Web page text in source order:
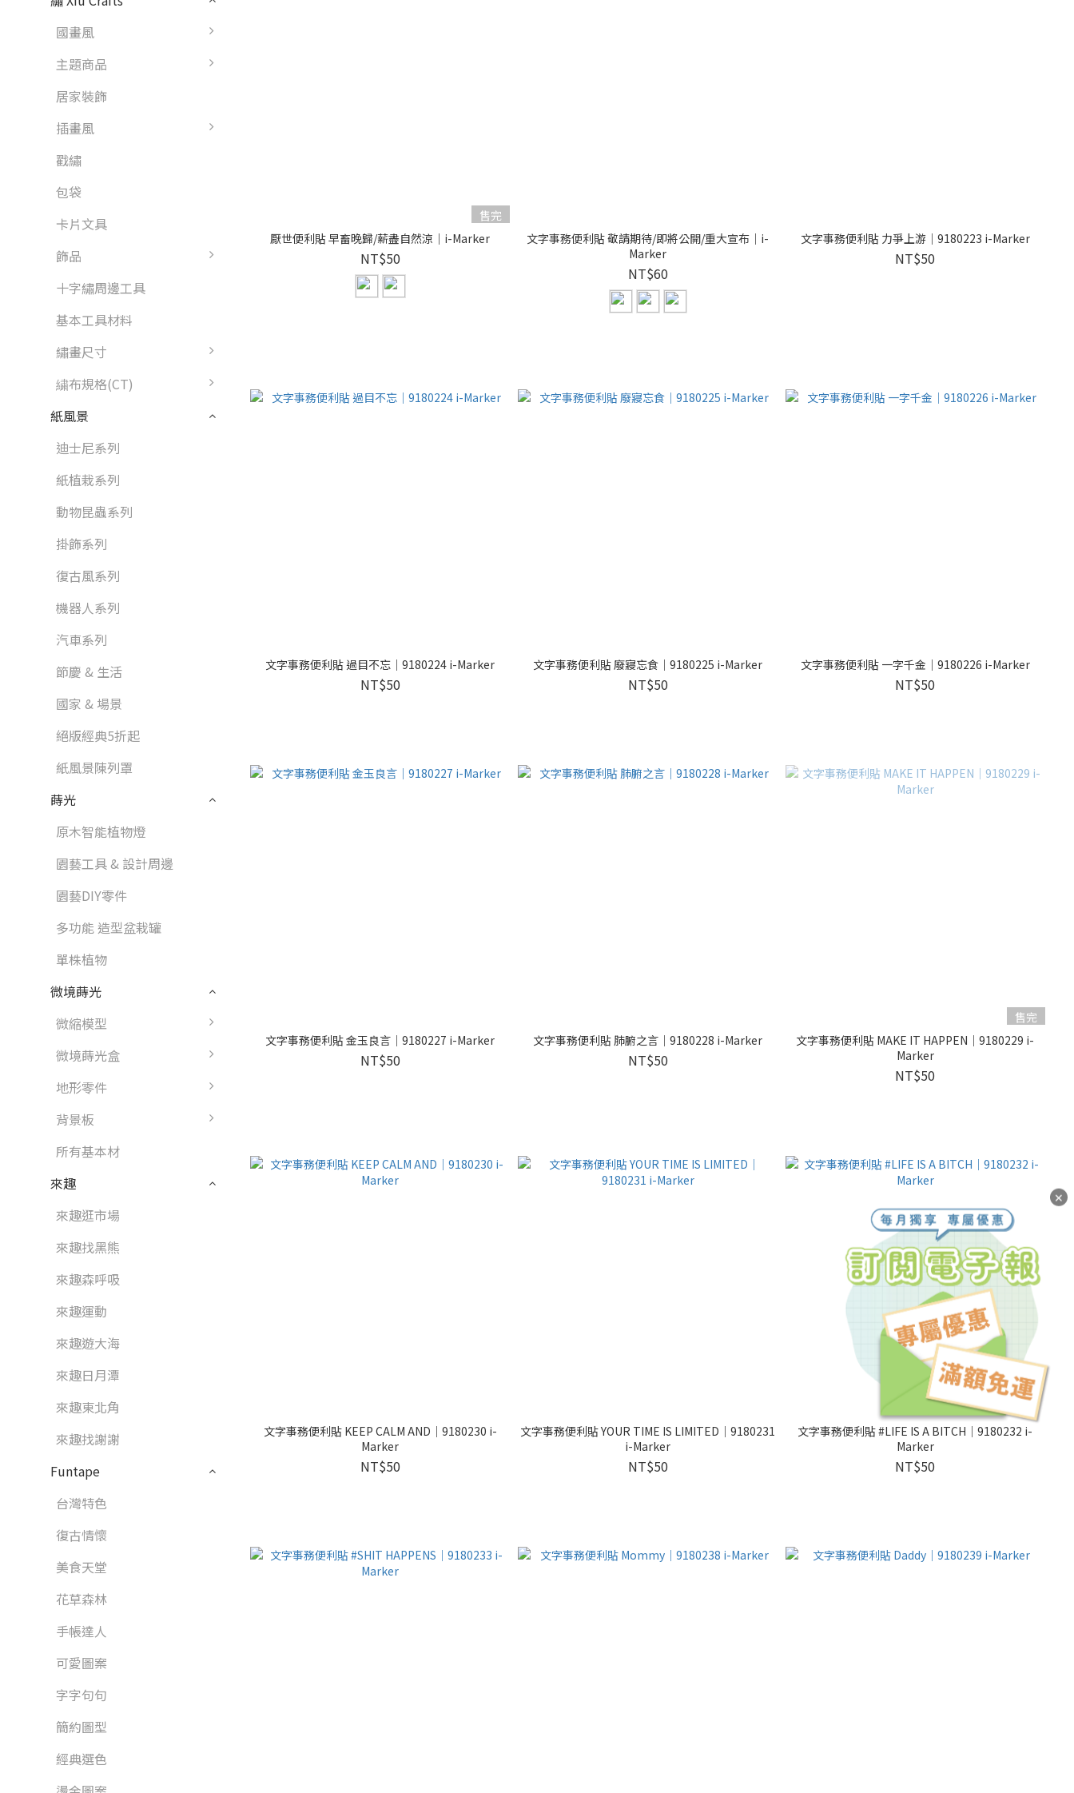
國畫風
主題商品
居家裝飾
插畫風
戳繡
包袋
卡片文具
飾品
十字繡周邊工具
基本工具材料
繡畫尺寸
繍布規格(CT)
紙風景
迪士尼系列
紙植栽系列
動物昆蟲系列
掛飾系列
復古風系列
機器人系列
汽車系列
節慶 & 生活
國家 & 場景
絕版經典5折起
紙風景陳列罩
蒔光
原木智能植物燈
園藝工具 & 設計周邊
園藝DIY零件
多功能 造型盆栽罐
單株植物
微境蒔光
微縮模型
微境蒔光盒
地形零件
背景板
所有基本材
來趣
來趣逛市場
來趣找黑熊
來趣森呼吸
來趣運動
來趣遊大海
來趣日月潭
來趣東北角
來趣找謝謝
Funtape
台灣特色
復古情懷
美食天堂
花草森林
手帳達人
可愛圖案
字字句句
簡約圖型
經典選色
售完
厭世便利貼 早畜晚歸/薪盡自然涼｜i-Marker
NT$50
文字事務便利貼 敬請期待/即將公開/重大宣布｜i-
Marker
NT$60
文字事務便利貼 力爭上游｜9180223 i-Marker
NT$50
文字事務便利貼 過目不忘｜9180224 i-Marker
NT$50
文字事務便利貼 廢寢忘食｜9180225 i-Marker
NT$50
文字事務便利貼 一字千金｜9180226 i-Marker
NT$50
文字事務便利貼 金玉良言｜9180227 i-Marker
NT$50
文字事務便利貼 肺腑之言｜9180228 i-Marker
NT$50
售完
文字事務便利貼 MAKE IT HAPPEN｜9180229 i-
Marker
NT$50
文字事務便利貼 KEEP CALM AND｜9180230 i-
Marker
NT$50
文字事務便利貼 YOUR TIME IS LIMITED｜9180231
i-Marker
NT$50
文字事務便利貼 #LIFE IS A BITCH｜9180232 i-
Marker
NT$50
✕